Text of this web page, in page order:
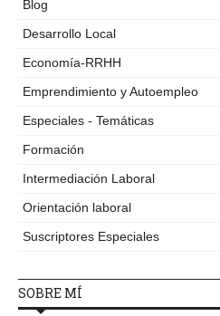
Blog
Desarrollo Local
Economía-RRHH
Emprendimiento y Autoempleo
Especiales - Temáticas
Formación
Intermediación Laboral
Orientación laboral
Suscriptores Especiales
SOBRE MÍ